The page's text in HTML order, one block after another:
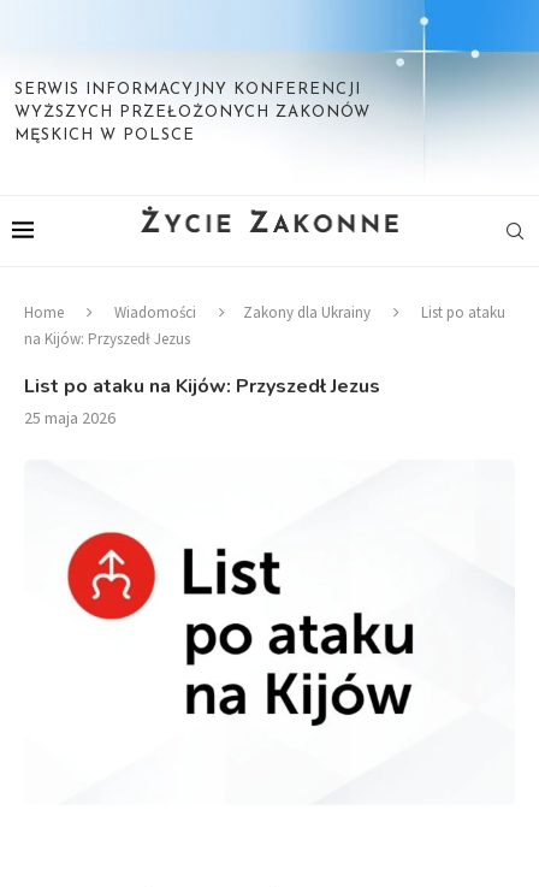
SERWIS INFORMACYJNY KONFERENCJI
WYŻSZYCH PRZEŁOŻONYCH ZAKONÓW
MĘSKICH W POLSCE
Home Wiadomości Zakony dla Ukrainy
List po ataku
na Kijów: Przyszedł Jezus
List po ataku na Kijów: Przyszedł Jezus
25 maja 2026